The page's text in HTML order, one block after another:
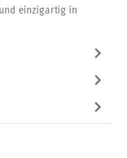
einzigartig in